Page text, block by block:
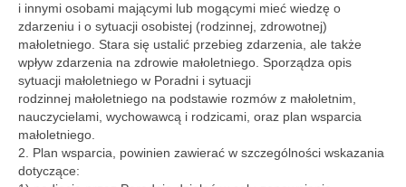
i innymi osobami mającymi lub mogącymi mieć wiedzę o
zdarzeniu i o sytuacji osobistej (rodzinnej, zdrowotnej)
małoletniego. Stara się ustalić przebieg zdarzenia, ale także
wpływ zdarzenia na zdrowie małoletniego. Sporządza opis
sytuacji małoletniego w Poradni i sytuacji
rodzinnej małoletniego na podstawie rozmów z małoletnim,
nauczycielami, wychowawcą i rodzicami, oraz plan wsparcia
małoletniego.
2. Plan wsparcia, powinien zawierać w szczególności wskazania
dotyczące: